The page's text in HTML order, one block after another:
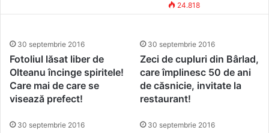
Vaslui a primit întâietate la
exclusivitate, interviu cu
Ionel Dancă, consilierul
primului ministru!
24.818
30 septembrie 2016
Fotoliul lăsat liber de
Olteanu încinge spiritele!
Care mai de care se
visează prefect!
30 septembrie 2016
Zeci de cupluri din Bârlad,
care împlinesc 50 de ani
de căsnicie, invitate la
restaurant!
30 septembrie 2016 30 septembrie 2016